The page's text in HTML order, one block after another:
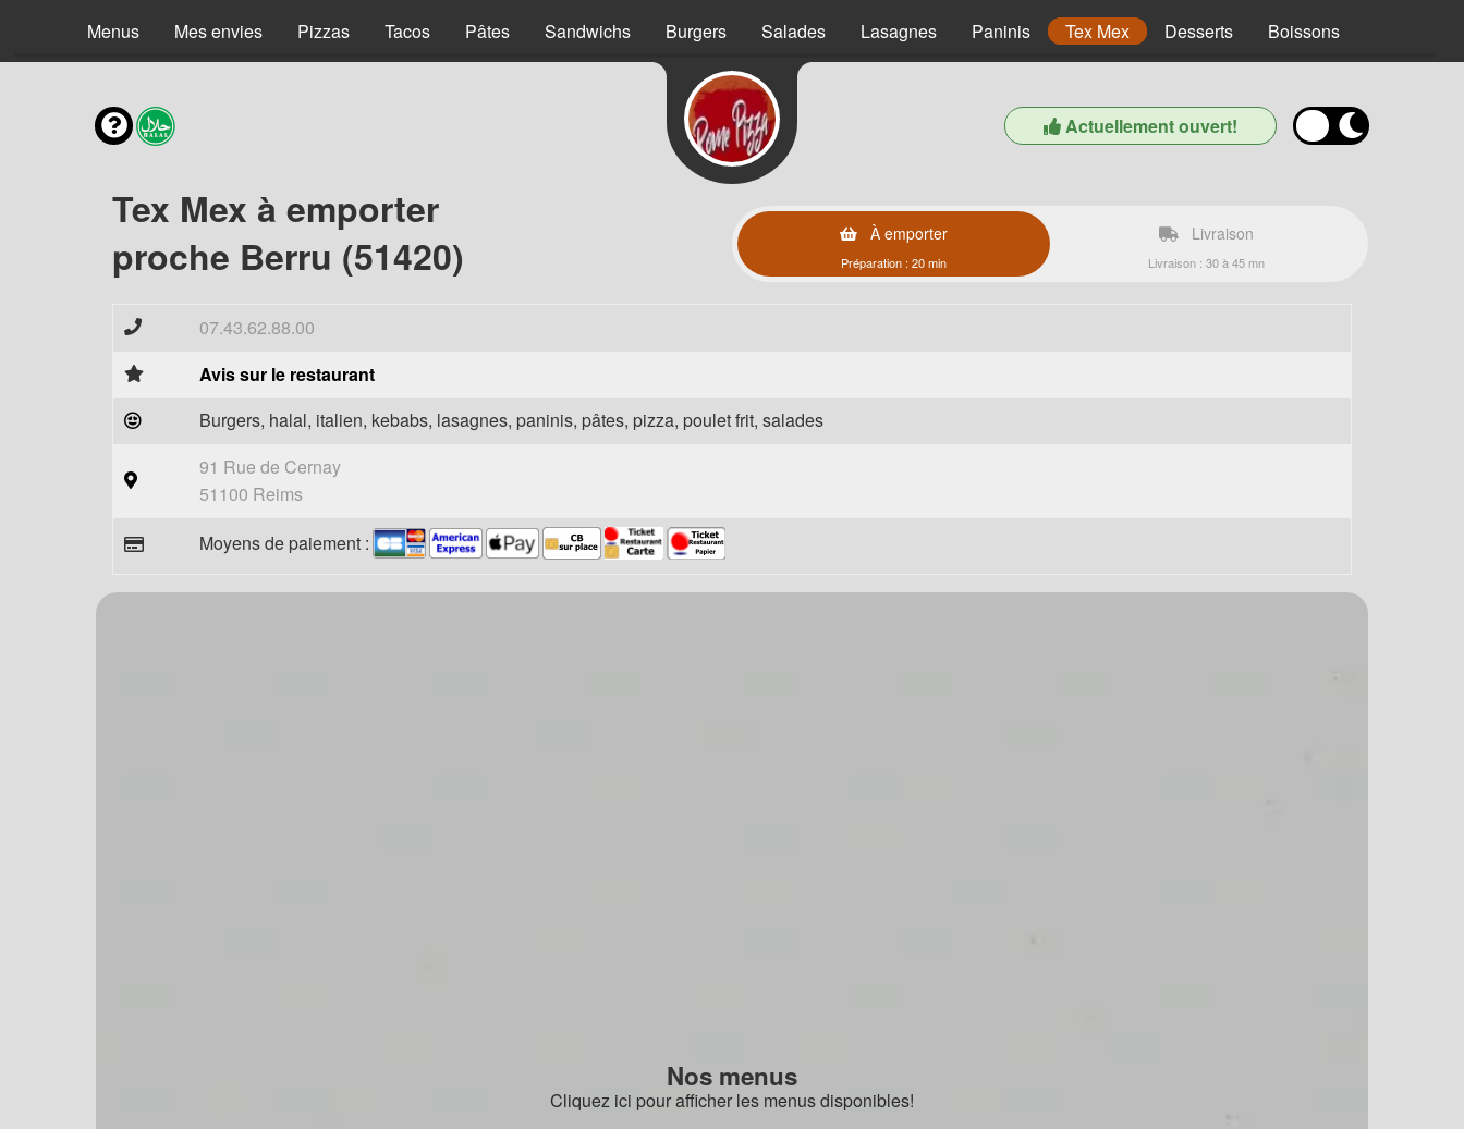
Menus Mes envies Pizzas Tacos Pâtes Sandwichs Burgers Salades Lasagnes Paninis Tex Mex Desserts Boissons
Actuellement ouvert!
Tex Mex à emporter
proche Berru (51420)
À emporter
Préparation : 20 min
Livraison
Livraison : 30 à 45 mn
07.43.62.88.00
Avis sur le restaurant
Burgers, halal, italien, kebabs, lasagnes, paninis, pâtes, pizza, poulet frit, salades
91 Rue de Cernay
51100 Reims
Moyens de paiement :
Nos menus
Cliquez ici pour afficher les menus disponibles!